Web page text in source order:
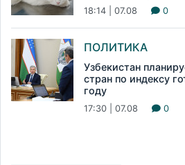
18:14 | 07.08 0
ПОЛИТИКА
Узбекистан
стран по индексу
году
17:30 | 07.08 0